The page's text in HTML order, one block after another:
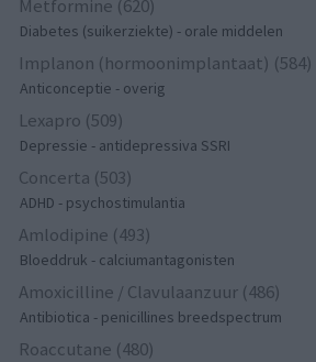
Metformine (620)
Diabetes (suikerziekte) - orale middelen
Implanon (hormoonimplantaat) (584)
Anticonceptie - overig
Lexapro (509)
Depressie - antidepressiva SSRI
Concerta (503)
ADHD - psychostimulantia
Amlodipine (493)
Bloeddruk - calciumantagonisten
Amoxicilline / Clavulaanzuur (486)
Antibiotica - penicillines breedspectrum
Roaccutane (480)